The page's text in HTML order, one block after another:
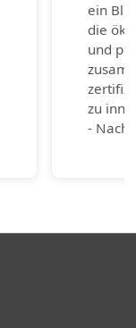
ein
die
und
zu
-